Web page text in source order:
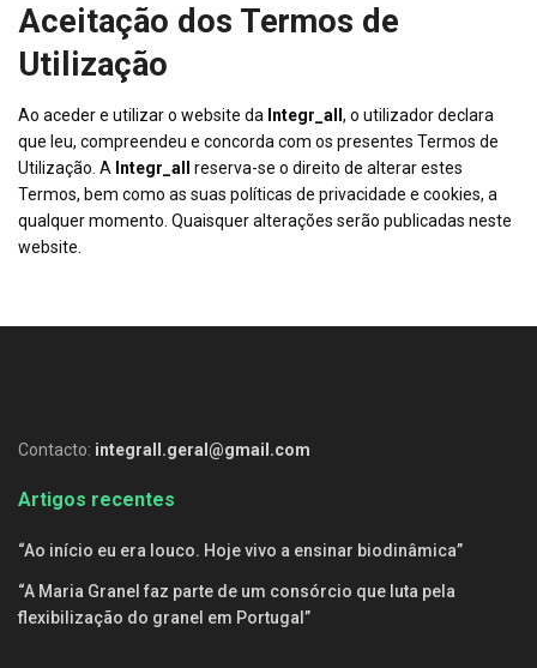
Aceitação dos Termos de
Utilização
Ao aceder e utilizar o website da Integr_all , o utilizador declara
que leu, compreendeu e concorda com os presentes Termos de
Utilização. A Integr_all
reserva-se o direito de alterar estes
Termos, bem como as suas políticas de privacidade e cookies, a
qualquer momento. Quaisquer alterações serão publicadas neste
website.
Contacto: integrall.geral@gmail.com
Artigos recentes
“Ao início eu era louco. Hoje vivo a ensinar biodinâmica”
“A Maria Granel faz parte de um consórcio que luta pela
flexibilização do granel em Portugal”